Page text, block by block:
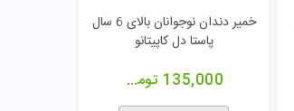
خمیر دندان نوجوانان بالای 6 سال
پاستا دل کاپیتانو
135,000 تومان